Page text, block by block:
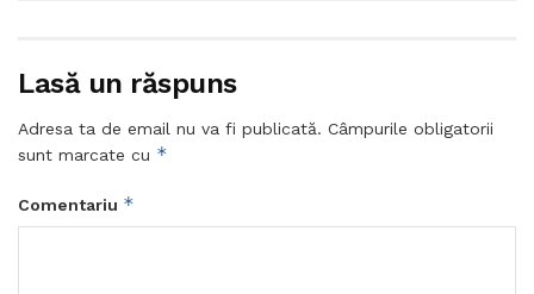
Lasă un răspuns
Adresa ta de email nu va fi publicată. Câmpurile obligatorii
sunt marcate cu *
Comentariu *